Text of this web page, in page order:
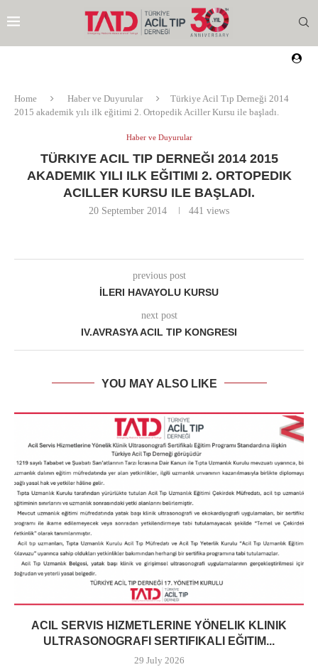
Home Haber ve Duyurular
Türkiye Acil Tıp Derneği 2014
2015 akademik yılı ilk eğitimi 2. Ortopedik Aciller Kursu ile başladı.
Haber ve Duyurular
TÜRKIYE ACIL TIP DERNEĞI 2014 2015
AKADEMIK YILI ILK EĞITIMI 2. ORTOPEDIK
ACILLER KURSU ILE BAŞLADI.
20 September 2014 441 views
previous post
İLERI HAVAYOLU KURSU
next post
IV.AVRASYA ACIL TIP KONGRESI
YOU MAY ALSO LIKE
ACIL SERVIS HIZMETLERINE YÖNELIK KLINIK
ULTRASONOGRAFI SERTIFIKALI EĞITIM...
29 July 2026